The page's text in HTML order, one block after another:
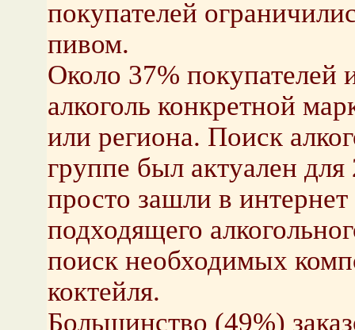
покупателей
пивом.
Около 37% покупателей
алкоголь конкретной
или региона. Поиск
группе был актуален
просто зашли в
подходящего
поиск необходимых
коктейля.
Большинство (49%)